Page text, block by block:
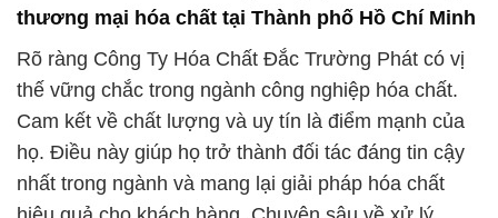
thương mại hóa chất tại Thành phố Hồ Chí Minh
Rõ ràng Công Ty Hóa Chất Đắc Trường Phát có vị
thế vững chắc trong ngành công nghiệp hóa chất.
Cam kết về chất lượng và uy tín là điểm mạnh của
họ. Điều này giúp họ trở thành đối tác đáng tin cậy
nhất trong ngành và mang lại giải pháp hóa chất